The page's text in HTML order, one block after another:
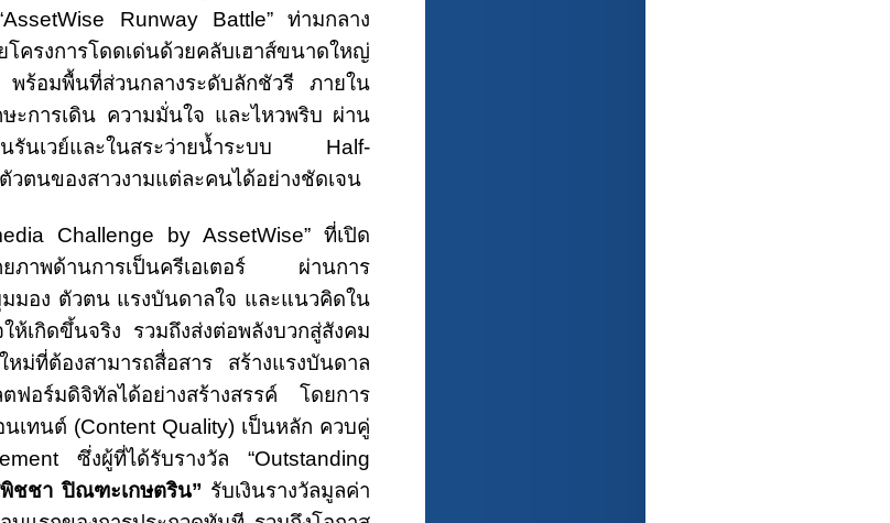
AssetWise Runway Battle”ท่ามกลาง
ครงการโดดเด่นด้วยคลับเฮาส์ขนาดใหญ่
พร้อมพื้นที่ส่วนกลางระดับลักชัวรี ภายใน
ะการเดิน ความมั่นใจ และไหวพริบ ผ่าน
นรันเวย์และในสระว่ายน้ำระบบ Half-
วตนของสาวงามแต่ละคนได้อย่างชัดเจน
Challenge by AssetWise” ที่เปิด
กยภาพด้านการเป็นครีเอเตอร์ ผ่านการ
มอง ตัวตน แรงบันดาลใจ และแนวคิดใน
ห้เกิดขึ้นจริง รวมถึงส่งต่อพลังบวกสู่สังคม
หม่ที่ต้องสามารถสื่อสาร สร้างแรงบันดาล
อร์มดิจิทัลได้อย่างสร้างสรรค์ โดยการ
เทนต์ (Content Quality) เป็นหลัก ควบคู่
ซึ่งผู้ที่ได้รับรางวัล “Outstanding
ชชา ปิณฑะเกษตริน” รับเงินรางวัลมูลค่า